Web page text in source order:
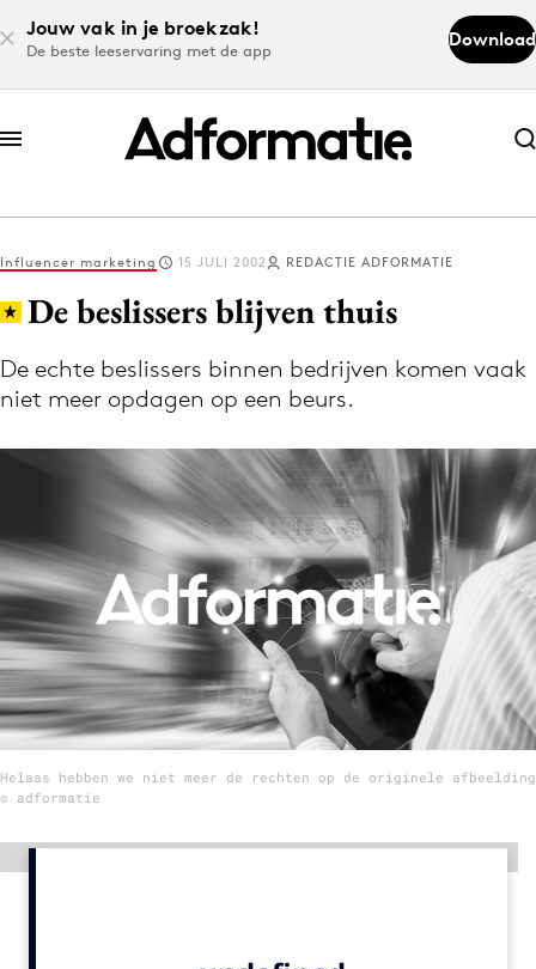
Jouw vak in je broekzak!
De beste leeservaring met de app
Download
Abonneer nu
Abonneer nu
Log in
Download de app
Volg het laatste nieuws via de Adformatie
Menu
Home
9 sept: GenAI-training
12 nov: MarketingLive!
Adverteren
Influencer marketing 15 JULI 2002 REDACTIE ADFORMATIE
De beslissers blijven thuis
De echte beslissers binnen bedrijven komen vaak
niet meer opdagen op een beurs.
Helaas hebben we niet meer de rechten op de originele afbeelding
© adformatie